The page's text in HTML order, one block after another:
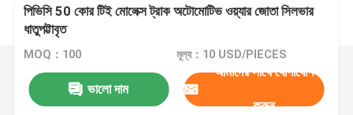
পিভিসি 50 কোর টিই মোলেক্স ট্রাক অটোমোটিভ ওয়্যার জোতা সিলভার
ধাতুপট্টাবৃত
MOQ：100 মূল্য：10 USD/PIECES
ভালো দাম
আমাদের সাথে যোগাযোগ
করুন